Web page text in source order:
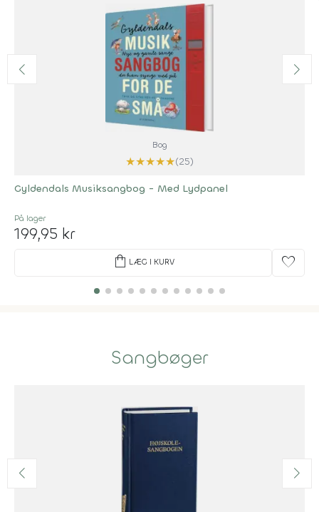
Bog
★★★★★(25)
Gyldendals Musiksangbog - Med Lydpanel
På lager
199,95 kr
shopping_bag LÆG I KURV favorite
Sangbøger